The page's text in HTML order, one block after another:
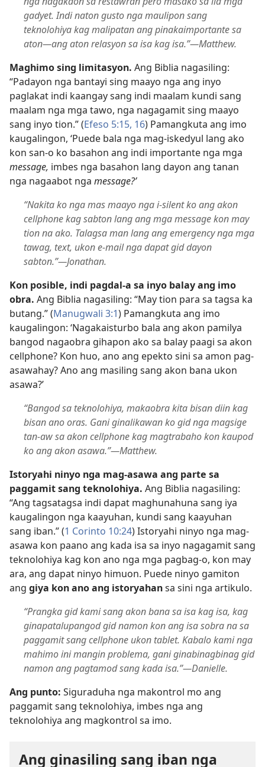
gadyet. Indi naton gusto nga maulipon sang
teknolohiya kag malipatan ang pinakaimportante sa
aton—ang aton relasyon sa isa kag isa.”—Matthew.
Maghimo sing limitasyon. Ang Biblia nagasiling:
“Padayon nga bantayi sing maayo nga ang inyo
paglakat indi kaangay sang indi maalam kundi sang
maalam nga mga tawo, nga nagagamit sing maayo
sang inyo tion.” (Efeso 5:15, 16) Pamangkuta ang imo
kaugalingon, ‘Puede bala nga mag-iskedyul lang ako
kon san-o ko basahon ang indi importante nga mga
message, imbes nga basahon lang dayon ang tanan
nga nagaabot nga message?’
“Nakita ko nga mas maayo nga i-silent ko ang akon
cellphone kag sabton lang ang mga message kon may
tion na ako. Talagsa man lang ang emergency nga mga
tawag, text, ukon e-mail nga dapat gid dayon
sabton.”—Jonathan.
Kon posible, indi pagdal-a sa inyo balay ang imo
obra. Ang Biblia nagasiling: “May tion para sa tagsa ka
butang.” (Manugwali 3:1) Pamangkuta ang imo
kaugalingon: ‘Nagakaisturbo bala ang akon pamilya
bangod nagaobra gihapon ako sa balay paagi sa akon
cellphone? Kon huo, ano ang epekto sini sa amon pag-
asawahay? Ano ang masiling sang akon bana ukon
asawa?’
“Bangod sa teknolohiya, makaobra kita bisan diin kag
bisan ano oras. Gani ginalikawan ko gid nga magsige
tan-aw sa akon cellphone kag magtrabaho kon kaupod
ko ang akon asawa.”—Matthew.
Istoryahi ninyo nga mag-asawa ang parte sa
paggamit sang teknolohiya. Ang Biblia nagasiling:
“Ang tagsatagsa indi dapat maghunahuna sang iya
kaugalingon nga kaayuhan, kundi sang kaayuhan
sang iban.” (1 Corinto 10:24) Istoryahi ninyo nga mag-
asawa kon paano ang kada isa sa inyo nagagamit sang
teknolohiya kag kon ano nga mga pagbag-o, kon may
ara, ang dapat ninyo himuon. Puede ninyo gamiton
ang giya kon ano ang istoryahansa sini nga artikulo.
“Prangka gid kami sang akon bana sa isa kag isa, kag
ginapatalupangod gid namon kon ang isa sobra na sa
paggamit sang cellphone ukon tablet. Kabalo kami nga
mahimo ini mangin problema, gani ginabinagbinag gid
namon ang pagtamod sang kada isa.”—Danielle.
Ang punto: Siguraduha nga makontrol mo ang
paggamit sang teknolohiya, imbes nga ang
teknolohiya ang magkontrol sa imo.
Ang ginasiling sang iban nga